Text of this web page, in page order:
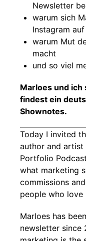
Newsletter
warum sich
Instagram
warum Mut
macht
und so viel
Marloes und ich
findest ein
Shownotes.
Today I invited
author and artist
Portfolio
what marketing
commissions
people who love
Marloes has
newsletter since